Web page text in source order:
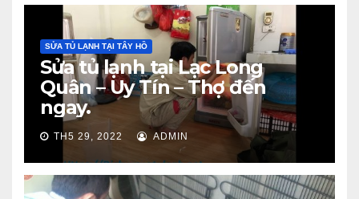
SỬA TỦ LẠNH TẠI TÂY HỒ
Sửa tủ lạnh tại Lạc Long
Quân – Uy Tín – Thợ đến
ngay.
TH5 29, 2022 ADMIN